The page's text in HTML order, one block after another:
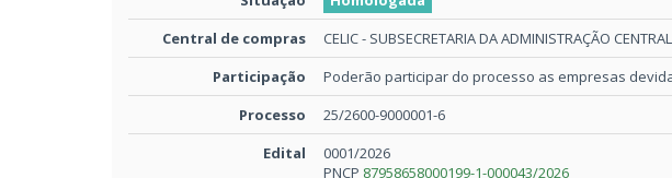
Central de compras
CELIC - SUBSECRETARIA DA ADMINISTRAÇÃO
Participação
Poderão participar do processo as empresas
Processo
25/2600-9000001-6
Edital
0001/2026
PNCP 87958658000199-1-000043/2026